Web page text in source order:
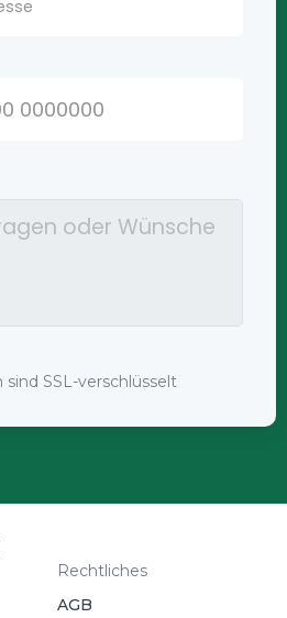
sind SSL-verschlüsselt
Rechtliches
AGB